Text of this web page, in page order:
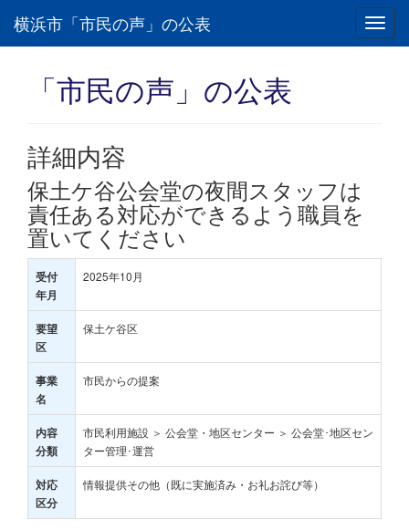
横浜市「市民の声」の公表
「市民の声」の公表
詳細内容
保土ケ谷公会堂の夜間スタッフは
責任ある対応ができるよう職員を
置いてください
受付
年月
2025年10月
要望
区
保土ケ谷区
事業
名
市民からの提案
内容
分類
市民利用施設 ＞ 公会堂・地区センター ＞ 公会堂･地区セン
ター管理･運営
対応
区分
情報提供その他（既に実施済み・お礼お詫び等）